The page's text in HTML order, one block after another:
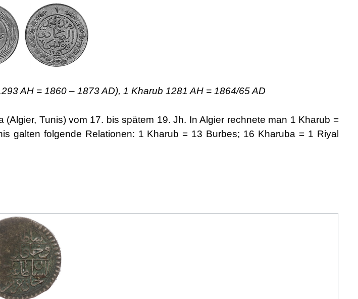
AH = 1860 – 1873 AD), 1 Kharub 1281 AH = 1864/65 AD
Tunis) vom 17. bis spätem 19. Jh. In Algier rechnete man 1 Kharub =
galten folgende Relationen: 1 Kharub = 13 Burbes; 16 Kharuba = 1 Riyal